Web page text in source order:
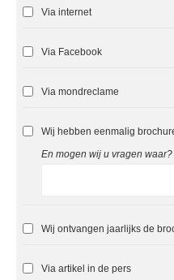
Via internet
Via Facebook
Via mondreclame
Wij hebben eenmalig
En mogen wij u vragen waar?
Wij ontvangen jaarlijks de
Via artikel in de pers